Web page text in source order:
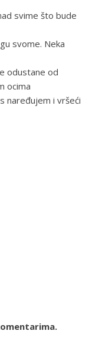
svime što bude
svome. Neka
odustane od
ocima
naređujem i vršeći